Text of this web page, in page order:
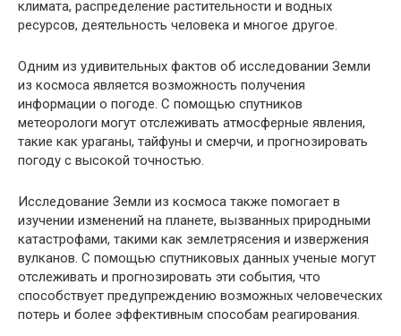
климата, распределение растительности и водных
ресурсов, деятельность человека и многое другое.
Одним из удивительных фактов об исследовании Земли
из космоса является возможность получения
информации о погоде. С помощью спутников
метеорологи могут отслеживать атмосферные явления,
такие как ураганы, тайфуны и смерчи, и прогнозировать
погоду с высокой точностью.
Исследование Земли из космоса также помогает в
изучении изменений на планете, вызванных природными
катастрофами, такими как землетрясения и извержения
вулканов. С помощью спутниковых данных ученые могут
отслеживать и прогнозировать эти события, что
способствует предупреждению возможных человеческих
потерь и более эффективным способам реагирования.